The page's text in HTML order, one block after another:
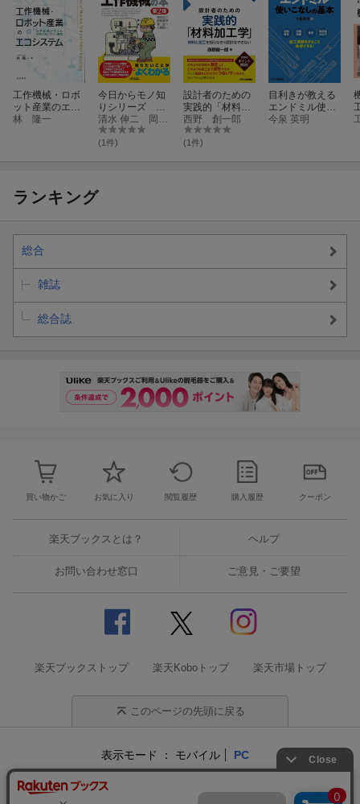
工作機械・ロボ
ット産業のエコ
システム
林 隆一
今日からモノ知
りシリーズ
トコトンやさし
い工作機械の本
第2版 (B&Tブッ
(1件)
設計者のための
実践的「材料加
工学」 材料と
加工を知らなき
ゃ設計はできな
西野 創一郎
(1件)
目利きが教える
エンドミル使い
こなしの基本
今泉 英明
ランキング
総合
雑誌
総合誌
買い物かご お気に入り 閲覧履歴 購入履歴 クーポン
楽天ブックスとは？ ヘルプ
お問い合わせ窓口 ご意見・ご要望
楽天ブックストップ 楽天Koboトップ 楽天市場トップ
このページの先頭に戻る
表示モード モバイル PC
企業情報 個人情報保護方針